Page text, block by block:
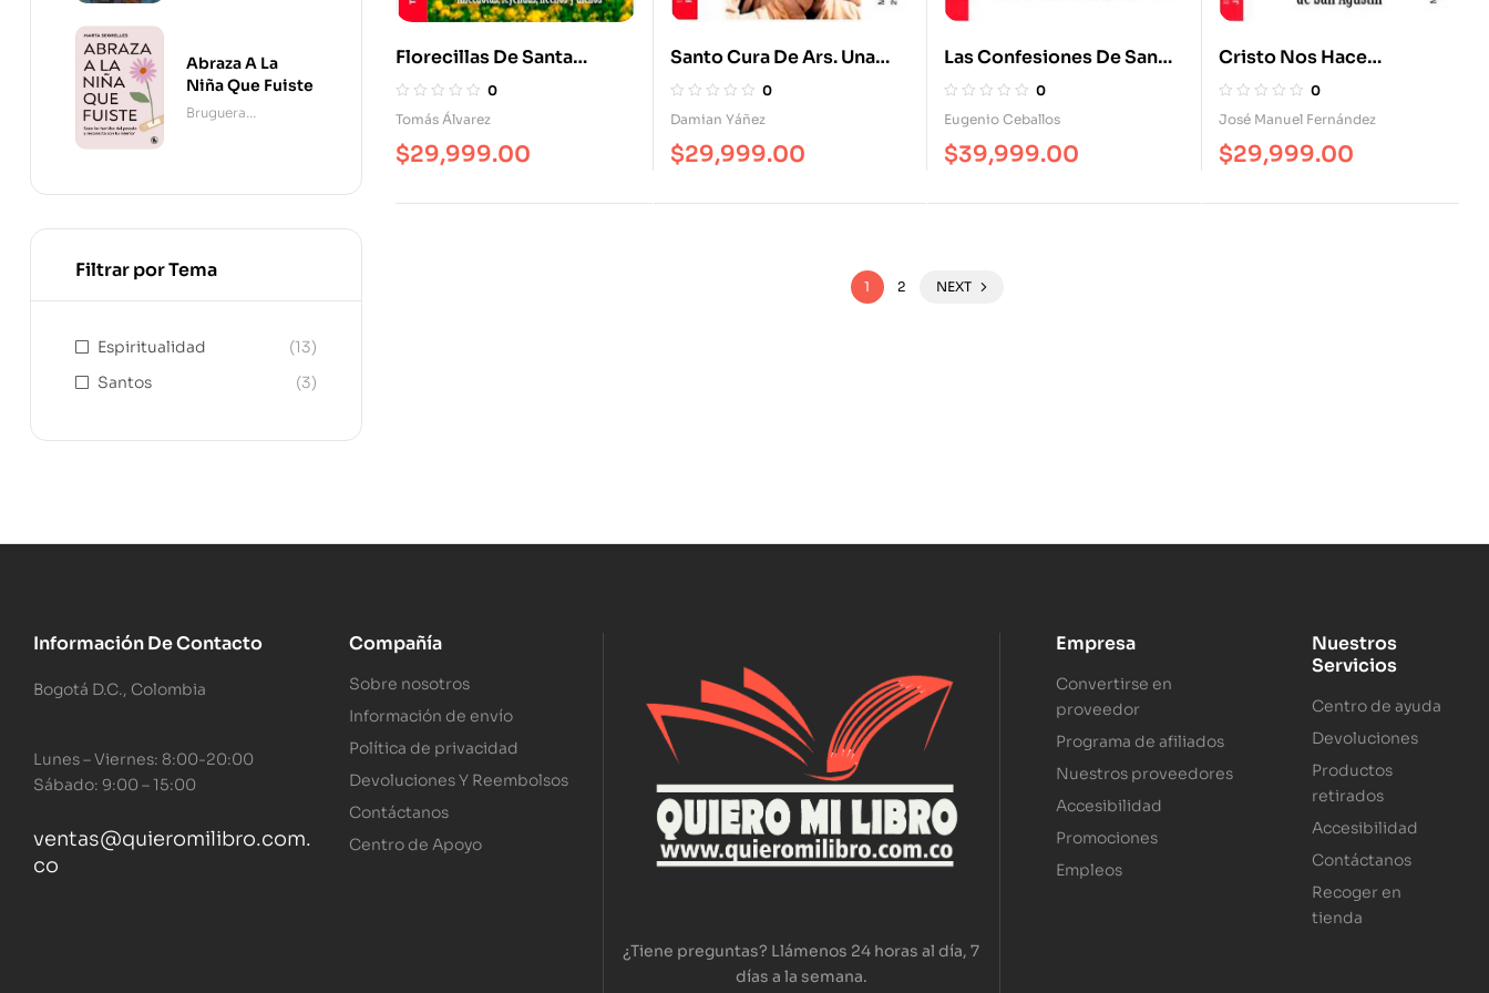
Florecillas De Santa
Teresa. Anécdotas,
Leyendas, Hechos Y
Dichos
0
Tomás Álvarez
$29,999.00
Santo Cura De Ars. Una
Bondad Contagiosa
0
Damian Yáñez
$29,999.00
Las Confesiones De San
Agustín. Padre Y Doctor
De La Iglesia
0
Eugenio Ceballos
$39,999.00
Cristo Nos Hace
Hermosos. 1.000
Pensamientos De San
Agustín
0
José Manuel Fernández
$29,999.00
1 2 NEXT
Abraza A La
Niña Que Fuiste
Bruguera
Filtrar por Tema
Espiritualidad
(13)
Santos
(3)
Información De Contacto
Bogotá D.C., Colombia
Lunes – Viernes: 8:00-20:00
Sábado: 9:00 – 15:00
ventas@quieromilibro.com.
co
Compañía
Sobre nosotros
Información de envío
Política de privacidad
Devoluciones Y Reembolsos
Contáctanos
Centro de Apoyo
¿Tiene preguntas? Llámenos 24 horas al día, 7
días a la semana.
Empresa
Convertirse en
proveedor
Programa de afiliados
Nuestros proveedores
Accesibilidad
Promociones
Empleos
Nuestros
Servicios
Centro de ayuda
Devoluciones
Productos
retirados
Accesibilidad
Contáctanos
Recoger en
tienda